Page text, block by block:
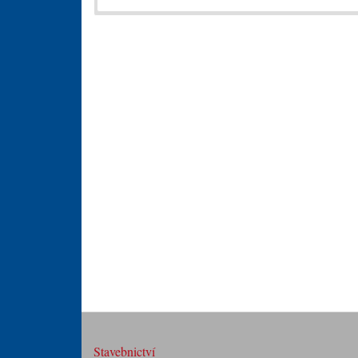
Stavebnictví